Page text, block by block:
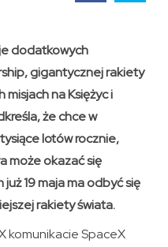
dodatkowych
gigantycznej rakiety
misjach na Księżyc i
że chce w
lotów rocznie,
może okazać się
19 maja ma odbyć się
rakiety świata.
komunikacie SpaceX